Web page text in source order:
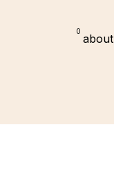
0
about